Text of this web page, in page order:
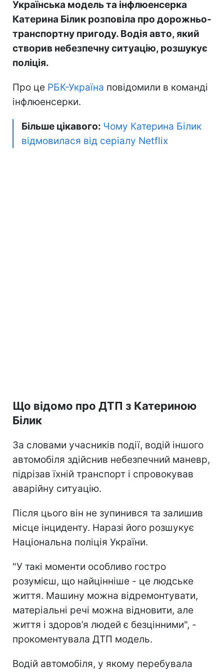
Українська модель та інфлюенсерка
Катерина Білик розповіла про дорожньо-
транспортну пригоду. Водія авто, який
створив небезпечну ситуацію, розшукує
поліція.
Про це РБК-Україна повідомили в команді
інфлюенсерки.
Більше цікавого: Чому Катерина Білик
відмовилася від серіалу Netflix
Що відомо про ДТП з Катериною
Білик
За словами учасників події, водій іншого
автомобіля здійснив небезпечний маневр,
підрізав їхній транспорт і спровокував
аварійну ситуацію.
Після цього він не зупинився та залишив
місце інциденту. Наразі його розшукує
Національна поліція України.
"У такі моменти особливо гостро
розумієш, що найцінніше - це людське
життя. Машину можна відремонтувати,
матеріальні речі можна відновити, але
життя і здоров’я людей є безцінними", -
прокоментувала ДТП модель.
Водій автомобіля, у якому перебувала